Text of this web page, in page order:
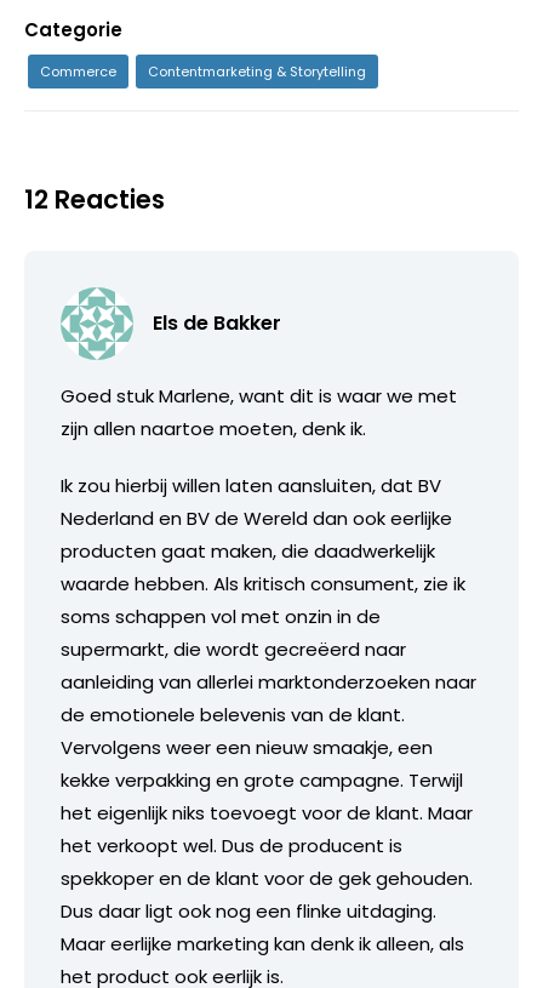
Categorie
Commerce Contentmarketing & Storytelling
12 Reacties
Els de Bakker
Goed stuk Marlene, want dit is waar we met
zijn allen naartoe moeten, denk ik.
Ik zou hierbij willen laten aansluiten, dat BV
Nederland en BV de Wereld dan ook eerlijke
producten gaat maken, die daadwerkelijk
waarde hebben. Als kritisch consument, zie ik
soms schappen vol met onzin in de
supermarkt, die wordt gecreëerd naar
aanleiding van allerlei marktonderzoeken naar
de emotionele belevenis van de klant.
Vervolgens weer een nieuw smaakje, een
kekke verpakking en grote campagne. Terwijl
het eigenlijk niks toevoegt voor de klant. Maar
het verkoopt wel. Dus de producent is
spekkoper en de klant voor de gek gehouden.
Dus daar ligt ook nog een flinke uitdaging.
Maar eerlijke marketing kan denk ik alleen, als
het product ook eerlijk is.